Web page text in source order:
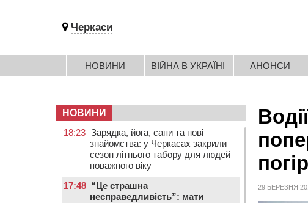
Черкаси
НОВИНИ ВІЙНА В УКРАЇНІ АНОНСИ
29 БЕРЕЗНЯ
НОВИНИ
18:23 Зарядка, йога, сапи та нові
знайомства: у Черкасах закрили
сезон літнього табору для людей
поважного віку
17:48 “Це страшна
несправедливість”: мати